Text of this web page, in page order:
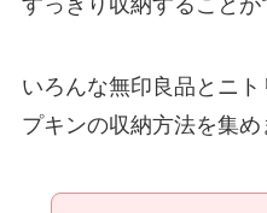
いろんな無印良品とニ
プキンの収納方法を集め